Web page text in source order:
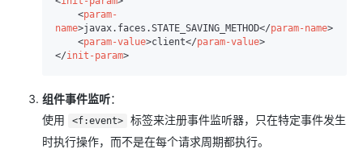
<param-
name>javax.faces.STATE_SAVING_METHOD</param-name>
<param-value>client</param-value>
</init-param>
组件事件监听：
使用
<f:event>
标签来注册事件监听器，只在特定事件发生
时执行操作，而不是在每个请求周期都执行。